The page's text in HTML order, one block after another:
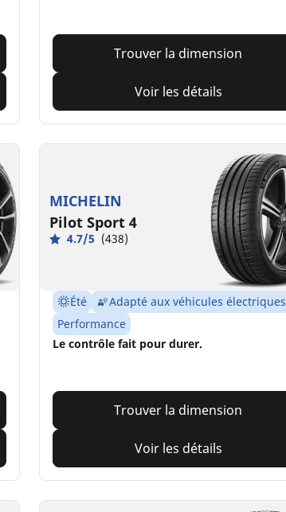
Trouver la dimension
Voir les détails
MICHELIN
Pilot Sport 4
4.7/5 (438)
Été
Adapté aux véhicules électriques
Performance
Le contrôle fait pour durer.
Trouver la dimension
Voir les détails